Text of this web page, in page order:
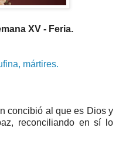
XV - Feria.
mártires.
concibió al que es Dios y
reconciliando en sí lo